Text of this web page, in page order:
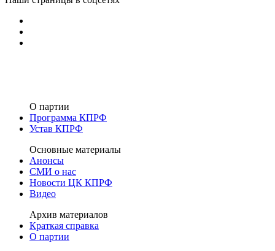
О партии
Программа КПРФ
Устав КПРФ
Основные материалы
Анонсы
СМИ о нас
Новости ЦК КПРФ
Видео
Архив материалов
Краткая справка
О партии